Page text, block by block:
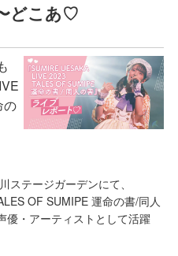
どこあ♡
の
テージガーデンにて、
OF SUMIPE 運命の書/同人
優・アーティストとして活躍